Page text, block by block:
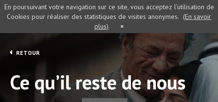
RETOUR
Ce qu’il reste de nous
En poursuivant votre navigation sur ce site, vous acceptez l’utilisation de
Cookies pour réaliser des statistiques de visites anonymes. (En savoir
plus)
×